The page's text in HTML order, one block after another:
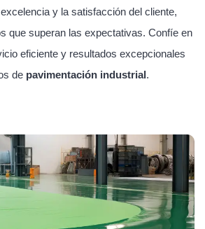
y la satisfacción del cliente,
que superan las expectativas. Confíe en
eficiente y resultados excepcionales
de pavimentación industrial.